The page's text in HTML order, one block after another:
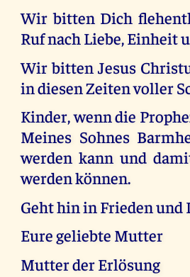
Wir bitten Dich
Ruf nach Liebe, Einheit
Wir bitten Jesus
in diesen Zeiten voller
Kinder, wenn die
Meines Sohnes
werden kann und
werden können.
Geht hin in Frieden und
Eure geliebte Mutter
Mutter der Erlösung